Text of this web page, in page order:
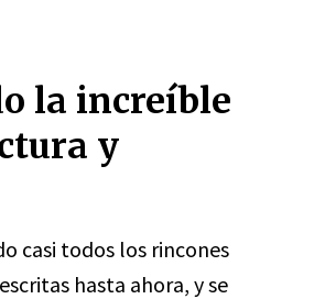
la increíble
y
casi todos los rincones
hasta ahora, y se